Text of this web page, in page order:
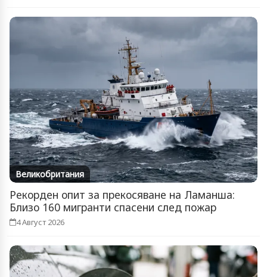
Великобритания
Рекорден опит за прекосяване на Ламанша:
Близо 160 мигранти спасени след пожар
4 Август 2026